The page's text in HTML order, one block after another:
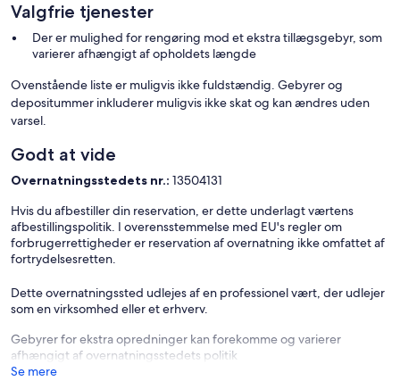
Valgfrie tjenester
Der er mulighed for rengøring mod et ekstra tillægsgebyr, som
varierer afhængigt af opholdets længde
Ovenstående liste er muligvis ikke fuldstændig. Gebyrer og
depositummer inkluderer muligvis ikke skat og kan ændres uden
varsel.
Godt at vide
Overnatningsstedets nr.: 13504131
Hvis du afbestiller din reservation, er dette underlagt værtens
afbestillingspolitik. I overensstemmelse med EU's regler om
forbrugerrettigheder er reservation af overnatning ikke omfattet af
fortrydelsesretten.
Dette overnatningssted udlejes af en professionel vært, der udlejer
som en virksomhed eller et erhverv.
Gebyrer for ekstra opredninger kan forekomme og varierer
afhængigt af overnatningsstedets politik
Se mere